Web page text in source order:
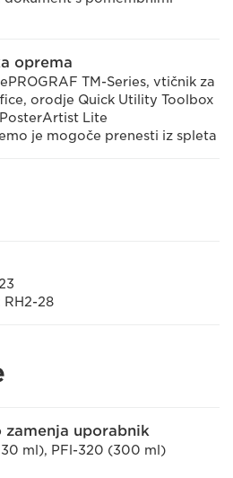
oprema
TM-Series, vtičnik za
orodje Quick Utility Toolbox
Lite
je mogoče prenesti iz spleta
28
uporabnik
ml), PFl-320 (300 ml)